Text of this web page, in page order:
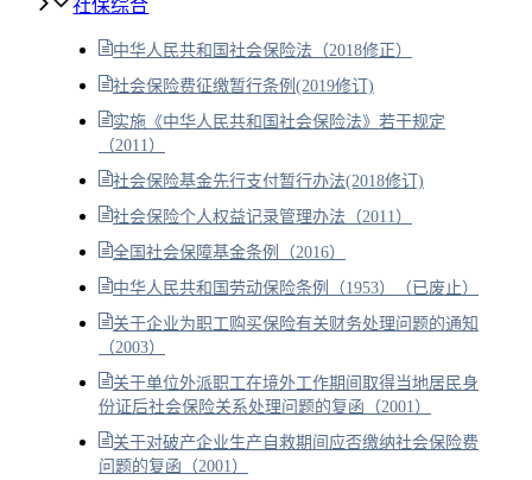
社保综合
中华人民共和国社会保险法（2018修正）
社会保险费征缴暂行条例(2019修订)
实施《中华人民共和国社会保险法》若干规定
（2011）
社会保险基金先行支付暂行办法(2018修订)
社会保险个人权益记录管理办法（2011）
全国社会保障基金条例（2016）
中华人民共和国劳动保险条例（1953）（已废止）
关于企业为职工购买保险有关财务处理问题的通知
（2003）
关于单位外派职工在境外工作期间取得当地居民身
份证后社会保险关系处理问题的复函（2001）
关于对破产企业生产自救期间应否缴纳社会保险费
问题的复函（2001）